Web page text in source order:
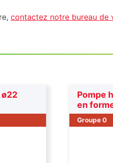
contactez notre bureau de
Pompe
en
Groupe 0